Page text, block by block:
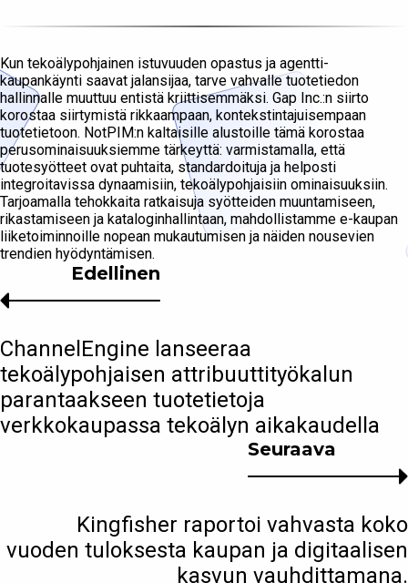
Kun tekoälypohjainen istuvuuden opastus ja agentti-
kaupankäynti saavat jalansijaa, tarve vahvalle tuotetiedon
hallinnalle muuttuu entistä kriittisemmäksi. Gap Inc.:n siirto
korostaa siirtymistä rikkaampaan, kontekstintajuisempaan
tuotetietoon. NotPIM:n kaltaisille alustoille tämä korostaa
perusominaisuuksiemme tärkeyttä: varmistamalla, että
tuotesyötteet ovat puhtaita, standardoituja ja helposti
integroitavissa dynaamisiin, tekoälypohjaisiin ominaisuuksiin.
Tarjoamalla tehokkaita ratkaisuja syötteiden muuntamiseen,
rikastamiseen ja kataloginhallintaan, mahdollistamme e-kaupan
liiketoiminnoille nopean mukautumisen ja näiden nousevien
trendien hyödyntämisen.
Seuraava
Kingfisher raportoi vahvasta koko
vuoden tuloksesta kaupan ja digitaalisen
kasvun vauhdittamana.
Edellinen
ChannelEngine lanseeraa
tekoälypohjaisen attribuuttityökalun
parantaakseen tuotetietoja
verkkokaupassa tekoälyn aikakaudella